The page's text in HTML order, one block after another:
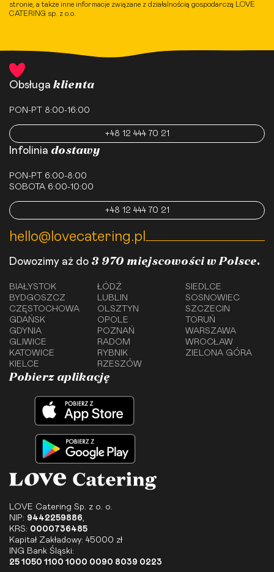
stronie, a także inne informacje związane z działalnością gospodarczą LOVE
CATERING sp. z o.o.
Obsługa klienta
PON-PT 8:00-16:00
+48 12 444 70 21
Infolinia dostawy
PON-PT 6:00-8:00
SOBOTA 6:00-10:00
+48 12 444 70 21
hello@lovecatering.pl
Dowozimy aż do 3 970 miejscowości w Polsce.
BIAŁYSTOK
BYDGOSZCZ
CZĘSTOCHOWA
GDAŃSK
GDYNIA
GLIWICE
KATOWICE
KIELCE
ŁÓDŹ
LUBLIN
OLSZTYN
OPOLE
POZNAŃ
RADOM
RYBNIK
RZESZÓW
SIEDLCE
SOSNOWIEC
SZCZECIN
TORUŃ
WARSZAWA
WROCŁAW
ZIELONA GÓRA
Pobierz aplikację
LOVE Catering Sp. z o. o.
NIP: 9442259886,
KRS: 0000736485
Kapitał Zakładowy: 45000 zł
ING Bank Śląski:
25 1050 1100 1000 0090 8039 0223